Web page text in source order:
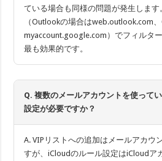
ている場合も同様の問題が発生しま
（Outlookの場合はweb.outlook.com
myaccount.google.com）でフィルタ
最も効果的です。
Q. 複数のメールアカウントを使って
設定が必要ですか？
A. VIPリストへの追加はメールアカウ
すが、iCloudのルール設定はiCloudア